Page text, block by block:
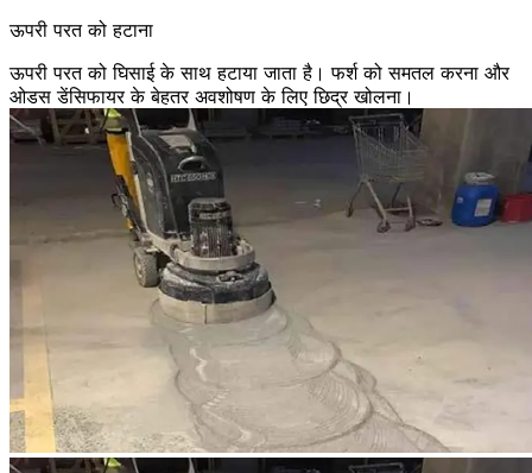
ऊपरी परत को हटाना
ऊपरी परत को घिसाई के साथ हटाया जाता है। फर्श को समतल करना और
ओडस डेंसिफायर के बेहतर अवशोषण के लिए छिद्र खोलना।